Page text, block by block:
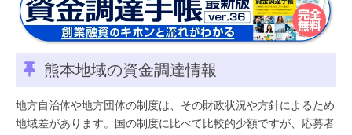
熊本地域の資金調達情報
地方自治体や地方団体の制度は、その財政状況や方針によるため
地域差があります。国の制度に比べて比較的少額ですが、応募者